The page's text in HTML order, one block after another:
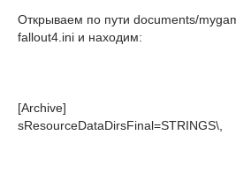
Открываем по пути documents/
fallout4.ini и находим:
[Archive]
sResourceDataDirsFinal=STRINGS\,